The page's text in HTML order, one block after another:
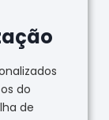
do
de